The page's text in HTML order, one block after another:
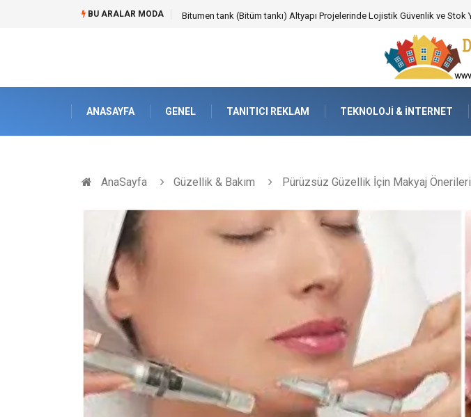
BU ARALAR MODA Güvenilir Chip Satışı: Kesintisiz Poker Deneyimi İçin Profesyonel Destek
ANASAYFA GENEL TANITICI REKLAM TEKNOLOJI & İNTERNET
AnaSayfa Güzellik & Bakım Pürüzsüz Güzellik İçin Makyaj Önerileri